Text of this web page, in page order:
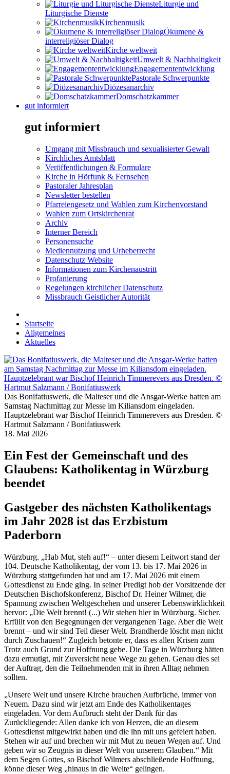
Liturgie und
Liturgische Dienste
Kirchenmusik
Ökumene &
interreligiöser Dialog
Kirche weltweit
Umwelt & Nachhaltigkeit
Engagemententwicklung
Pastorale Schwerpunkte
Diözesanarchiv
Domschatzkammer
gut informiert
gut informiert
Umgang mit Missbrauch und sexualisierter Gewalt
Kirchliches Amtsblatt
Veröffentlichungen & Formulare
Kirche in Hörfunk & Fernsehen
Pastoraler Jahresplan
Newsletter bestellen
Pfarreiengesetz und Wahlen zum Kirchenvorstand
Wahlen zum Ortskirchenrat
Archiv
Interner Bereich
Personensuche
Mediennutzung und Urheberrecht
Datenschutz Website
Informationen zum Kirchenaustritt
Profanierung
Regelungen kirchlicher Datenschutz
Missbrauch Geistlicher Autorität
Startseite
Allgemeines
Aktuelles
Das Bonifatiuswerk, die Malteser und die Ansgar-Werke hatten am
Samstag Nachmittag zur Messe im Kiliansdom eingeladen.
Hauptzelebrant war Bischof Heinrich Timmerevers aus Dresden. ©
Hartmut Salzmann / Bonifatiuswerk
18. Mai 2026
Ein Fest der Gemeinschaft und des
Glaubens: Katholikentag in Würzburg
beendet
Gastgeber des nächsten Katholikentags
im Jahr 2028 ist das Erzbistum
Paderborn
Würzburg. „Hab Mut, steh auf!“ – unter diesem Leitwort stand der
104. Deutsche Katholikentag, der vom 13. bis 17. Mai 2026 in
Würzburg stattgefunden hat und am 17. Mai 2026 mit einem
Gottesdienst zu Ende ging. In seiner Predigt hob der Vorsitzende der
Deutschen Bischofskonferenz, Bischof Dr. Heiner Wilmer, die
Spannung zwischen Weltgeschehen und unserer Lebenswirklichkeit
hervor: „Die Welt brennt! (...) Wir stehen hier in Würzburg. Sicher.
Erfüllt von den Begegnungen der vergangenen Tage. Aber die Welt
brennt – und wir sind Teil dieser Welt. Brandherde löscht man nicht
durch Zuschauen!“ Zugleich betonte er, dass es allen Krisen zum
Trotz auch Grund zur Hoffnung gebe. Die Tage in Würzburg hätten
dazu ermutigt, mit Zuversicht neue Wege zu gehen. Genau dies sei
der Auftrag, den die Teilnehmenden mit in ihren Alltag nehmen
sollten.
„Unsere Welt und unsere Kirche brauchen Aufbrüche, immer von
Neuem. Dazu sind wir jetzt am Ende des Katholikentages
eingeladen. Vor dem Aufbruch steht der Dank für das
Zurückliegende: Allen danke ich von Herzen, die an diesem
Gottesdienst mitgewirkt haben und die ihn mit uns gefeiert haben.
Stehen wir auf und brechen wir mit Mut zu neuen Wegen auf. Und
geben wir so Zeugnis in dieser Welt von unserem Glauben.“ Mit
dem Segen Gottes, so Bischof Wilmers abschließende Hoffnung,
könne dieser Weg „hinaus in die Weite“ gelingen.